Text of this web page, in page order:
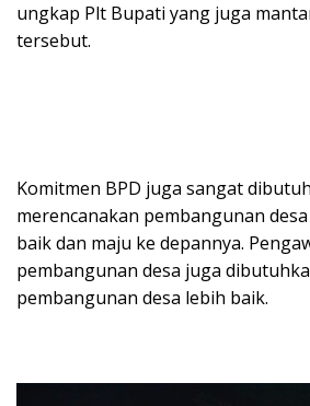
ungkap Plt Bupati yang juga
tersebut.
Komitmen BPD juga sangat
merencanakan pembangunan
baik dan maju ke depannya.
pembangunan desa juga
pembangunan desa lebih baik.